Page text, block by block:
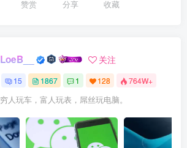
赞赏 分享 收藏
LoeB__ 关注
15 1867 1 128 764W+
穷人玩车，富人玩表，屌丝玩电脑。